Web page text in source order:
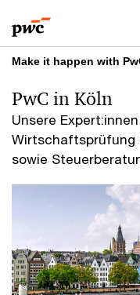
to
content
to
footer
Make it happen with
Unsere
Wirtschaftsprüfung
sowie
PwC in Köln